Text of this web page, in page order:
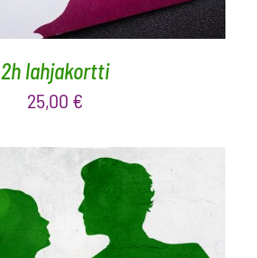
2h lahjakortti
25,00 €